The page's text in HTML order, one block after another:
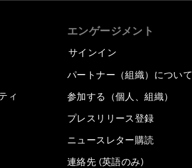
ィ
エンゲージメント
サインイン
パートナー（組織）について
参加する（個人、組織）
プレスリリース登録
ニュースレター購読
連絡先 (英語のみ)